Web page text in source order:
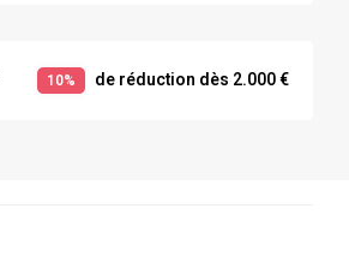
10% de réduction dès 2.000 €